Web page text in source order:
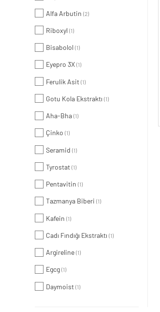
Alfa Arbutin (2)
Riboxyl (1)
Bisabolol (1)
Eyepro 3X (1)
Ferulik Asit (1)
Gotu Kola Ekstraktı (1)
Aha-Bha (1)
Çinko (1)
Seramid (1)
Tyrostat (1)
Pentavitin (1)
Tazmanya Biberi (1)
Kafein (1)
Cadı Fındığı Ekstraktı (1)
Argireline (1)
Egcg (1)
Daymoist (1)